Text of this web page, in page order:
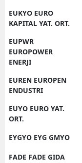
EUKYO EURO
KAPITAL YAT. ORT.
EUPWR
EUROPOWER
ENERJI
EUREN EUROPEN
ENDUSTRI
EUYO EURO YAT.
ORT.
EYGYO EYG GMYO
FADE FADE GIDA